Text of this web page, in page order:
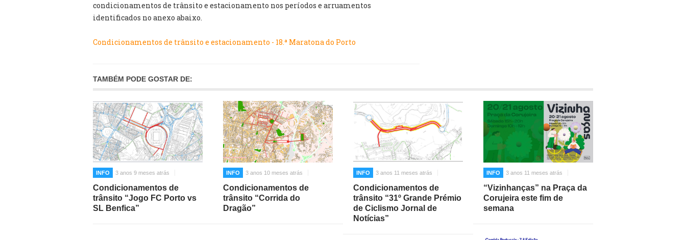
condicionamentos de trânsito e estacionamento nos períodos e arruamentos
identificados no anexo abaixo.
Condicionamentos de trânsito e estacionamento - 18.ª Maratona do Porto
TAMBÉM PODE GOSTAR DE:
INFO 3 anos 9 meses atrás
Condicionamentos de
trânsito “Jogo FC Porto vs
SL Benfica”
INFO 3 anos 10 meses atrás
Condicionamentos de
trânsito “Corrida do
Dragão”
INFO 3 anos 11 meses atrás
Condicionamentos de
trânsito “31º Grande Prémio
de Ciclismo Jornal de
Notícias”
INFO 3 anos 11 meses atrás
“Vizinhanças” na Praça da
Corujeira este fim de
semana